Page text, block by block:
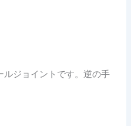
ルジョイントです。逆の手